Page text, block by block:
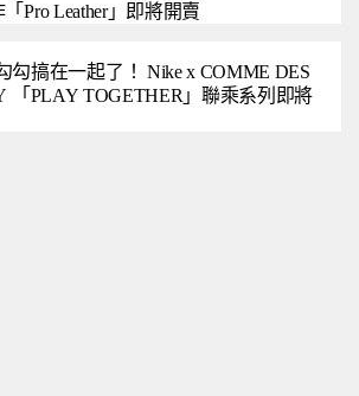
Pro Leather」即將開賣
勾搞在一起了！ Nike x COMME DES
「PLAY TOGETHER」聯乘系列即將